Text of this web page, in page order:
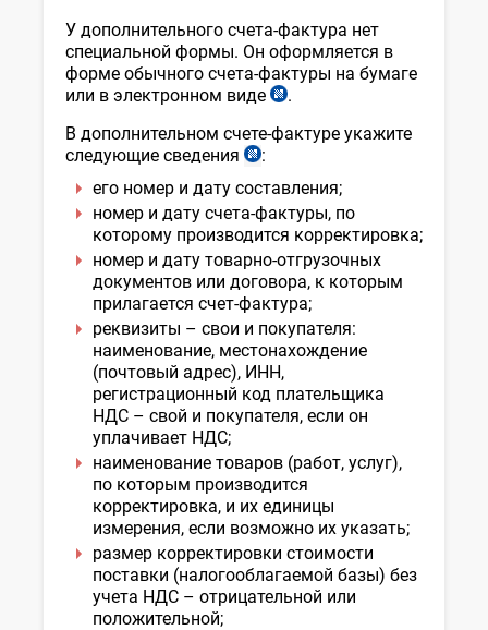
У дополнительного счета-фактура нет
специальной формы. Он оформляется в
форме обычного счета-фактуры на бумаге
или в электронном виде
3,
МЮ
3126
от
21.01.2019
г.
.
В дополнительном счете-фактуре укажите
следующие сведения
НК
:
его номер и дату составления;
номер и дату счета-фактуры, по
которому производится корректировка;
номер и дату товарно-отгрузочных
документов или договора, к которым
прилагается счет-фактура;
реквизиты – свои и покупателя:
наименование, местонахождение
(почтовый адрес), ИНН,
регистрационный код плательщика
НДС – свой и покупателя, если он
уплачивает НДС;
наименование товаров (работ, услуг),
по которым производится
корректировка, и их единицы
измерения, если возможно их указать;
размер корректировки стоимости
поставки (налогооблагаемой базы) без
учета НДС – отрицательной или
положительной;